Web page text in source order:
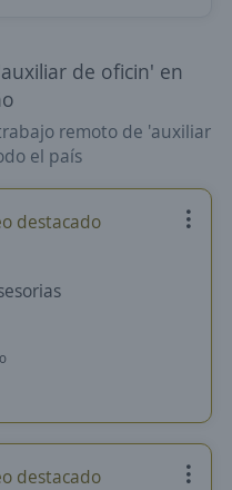
de oficin' en
remoto de 'auxiliar
el país
destacado
destacado